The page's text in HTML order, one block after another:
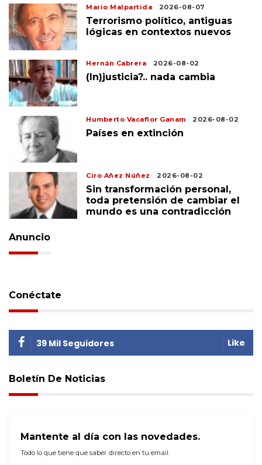
Mario Malpartida 2026-08-07
Terrorismo político, antiguas
lógicas en contextos nuevos
Hernán Cabrera 2026-08-02
(In)justicia?.. nada cambia
Humberto Vacaflor Ganam 2026-08-02
Países en extinción
Ciro Añez Núñez 2026-08-02
Sin transformación personal,
toda pretensión de cambiar el
mundo es una contradicción
Anuncio
Conéctate
39 Mil Seguidores Like
Boletín De Noticias
Mantente al día con las novedades.
Todo lo que tiene que saber directo en tu email.